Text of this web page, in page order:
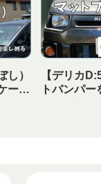
し）
ーキ
【デリカ
トバンパ